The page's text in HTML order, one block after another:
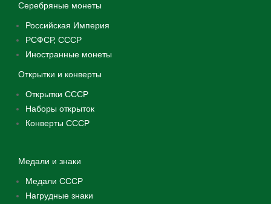
Серебряные монеты
Российская Империя
РСФСР, СССР
Иностранные монеты
Открытки и конверты
Открытки СССР
Наборы открыток
Конверты СССР
Медали и знаки
Медали СССР
Нагрудные знаки